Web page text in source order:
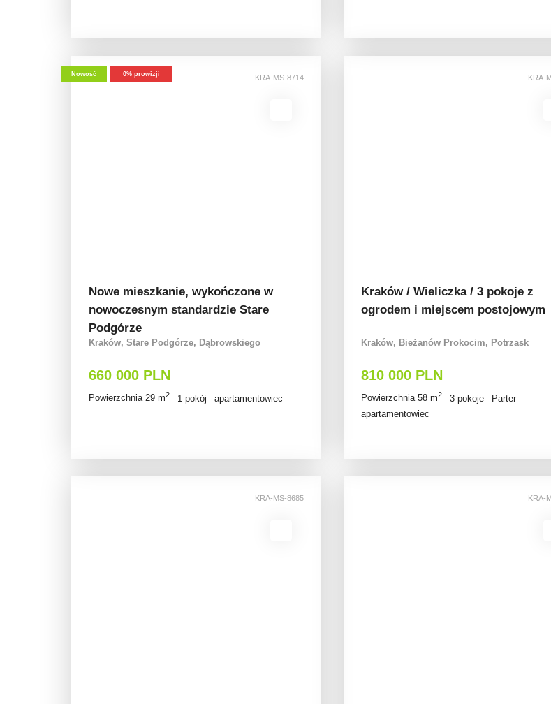
Nowość 0% prowizji KRA-MS-8714
Nowe mieszkanie, wykończone w
nowoczesnym standardzie Stare
Podgórze
Kraków, Stare Podgórze, Dąbrowskiego
660 000 PLN
Powierzchnia 29 m2 1 pokój apartamentowiec
KRA-
Kraków / Wieliczka / 3 pokoje z
ogrodem i miejscem postojowym
Kraków, Bieżanów Prokocim, Potrzask
810 000 PLN
Powierzchnia 58 m2 3 pokoje
Parter
apartamentowiec
KRA-MS-8685 KRA-